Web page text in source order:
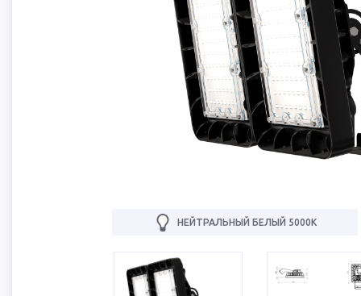
НЕЙТРАЛЬНЫЙ БЕЛЫЙ 5000К